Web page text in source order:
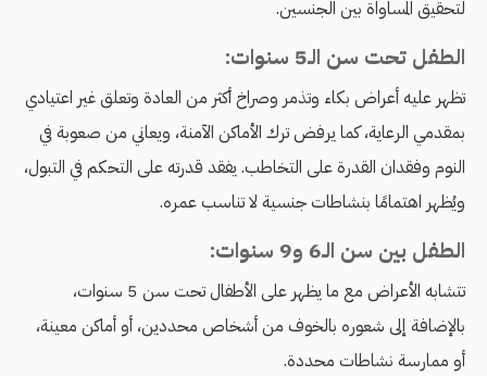
لتحقيق المساواة بين الجنسين.
الطفل تحت سن الـ5 سنوات:
تظهر عليه أعراض بكاء وتذمر وصراخ أكثر من العادة وتعلق غير اعتيادي
بمقدمي الرعاية، كما يرفض ترك الأماكن الآمنة، ويعاني من صعوبة في
النوم وفقدان القدرة على التخاطب. يفقد قدرته على التحكم في التبول،
ويُظهر اهتمامًا بنشاطات جنسية لا تناسب عمره.
الطفل بين سن الـ6 و9 سنوات:
تتشابه الأعراض مع ما يظهر على الأطفال تحت سن 5 سنوات،
بالإضافة إلى شعوره بالخوف من أشخاص محددين، أو أماكن معينة،
أو ممارسة نشاطات محددة.